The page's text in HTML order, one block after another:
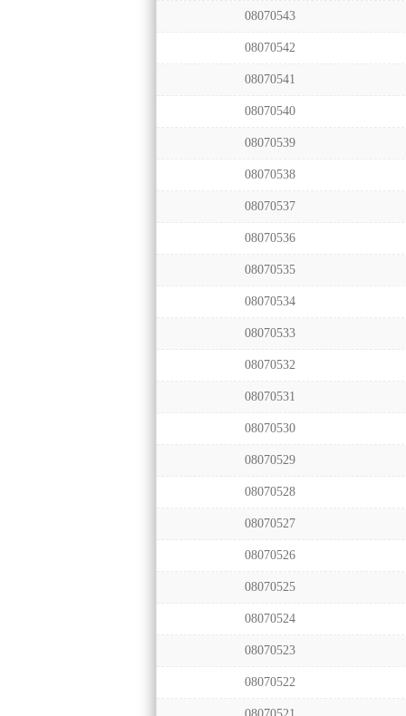
08070543
08070542
08070541
08070540
08070539
08070538
08070537
08070536
08070535
08070534
08070533
08070532
08070531
08070530
08070529
08070528
08070527
08070526
08070525
08070524
08070523
08070522